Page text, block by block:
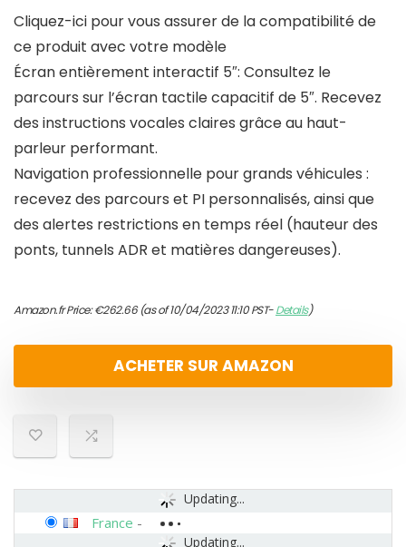
Cliquez-ici pour vous assurer de la compatibilité de
ce produit avec votre modèle
Écran entièrement interactif 5″: Consultez le
parcours sur l’écran tactile capacitif de 5″. Recevez
des instructions vocales claires grâce au haut-
parleur performant.
Navigation professionnelle pour grands véhicules :
recevez des parcours et PI personnalisés, ainsi que
des alertes restrictions en temps réel (hauteur des
ponts, tunnels ADR et matières dangereuses).
Amazon.fr Price:€262.66(as of 10/04/2023 11:10 PST-Details)
ACHETER SUR AMAZON
Updating...
Updating...
France -